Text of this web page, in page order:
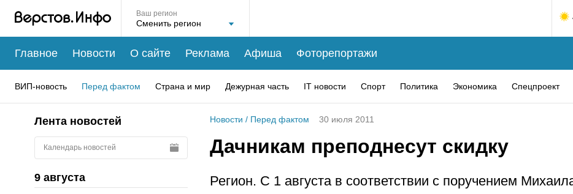
Ваш регион
Главное Новости О сайте Реклама Афиша Фоторепортажи
ВИП-новость Перед фактом Страна и мир Дежурная часть IT новости Спорт Политика Экономика Спецпроект
Лента новостей
Календарь новостей
9 августа
Новости / Перед фактом 30 июля 2011
Дачникам преподнесут скидку
Регион. С 1 августа в соответствии с поручением